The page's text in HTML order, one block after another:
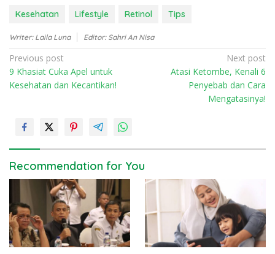
Kesehatan Lifestyle Retinol Tips
Writer: Laila Luna Editor: Sahri An Nisa
P
o
s
a
v
i
a
t
i
Previous post
9 Khasiat Cuka Apel untuk
Kesehatan dan Kecantikan!
Next post
Atasi Ketombe, Kenali 6
Penyebab dan Cara
Mengatasinya!
Recommendation for You